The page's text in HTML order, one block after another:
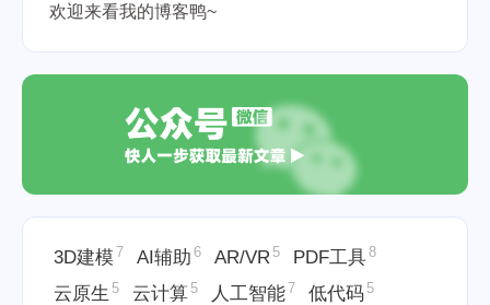
欢迎来看我的博客鸭~
3D建模 7 AI辅助 6 AR/VR 5 PDF工具8
云原生 5 云计算 5 人工智能7 低代码 5